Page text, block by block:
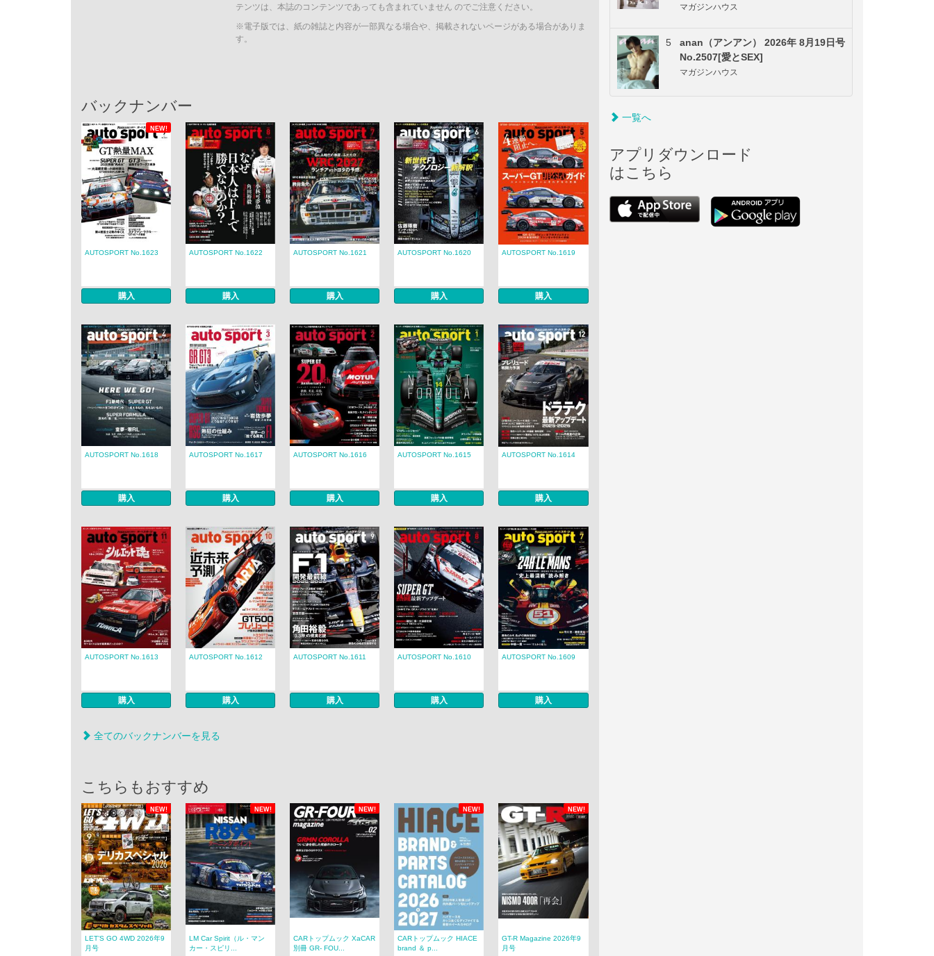
テンツは、本誌のコンテンツであっても含まれていません のでご注意ください。
※電子版では、紙の雑誌と内容が一部異なる場合や、掲載されないページがある場合がありま
す。
バックナンバー
NEW!
AUTOSPORT No.1623
購入
AUTOSPORT No.1622
購入
AUTOSPORT No.1621
購入
AUTOSPORT No.1620
購入
AUTOSPORT No.1619
購入
AUTOSPORT No.1618
購入
AUTOSPORT No.1617
購入
AUTOSPORT No.1616
購入
AUTOSPORT No.1615
購入
AUTOSPORT No.1614
購入
AUTOSPORT No.1613
購入
AUTOSPORT No.1612
購入
AUTOSPORT No.1611
購入
AUTOSPORT No.1610
購入
AUTOSPORT No.1609
購入
全てのバックナンバーを見る
こちらもおすすめ
NEW! NEW! NEW! NEW! NEW!
LET’S GO 4WD 2026年9
月号
LM Car Spirit（ル・マン
カー・スピリ...
CARトップムック XaCAR
別冊 GR- FOU...
CARトップムック HIACE
brand ＆ p...
GT-R Magazine 2026年9
月号
マガジンハウス
5
anan（アンアン） 2026年 8月19日号
No.2507[愛とSEX]
マガジンハウス
一覧へ
アプリダウンロード
はこちら